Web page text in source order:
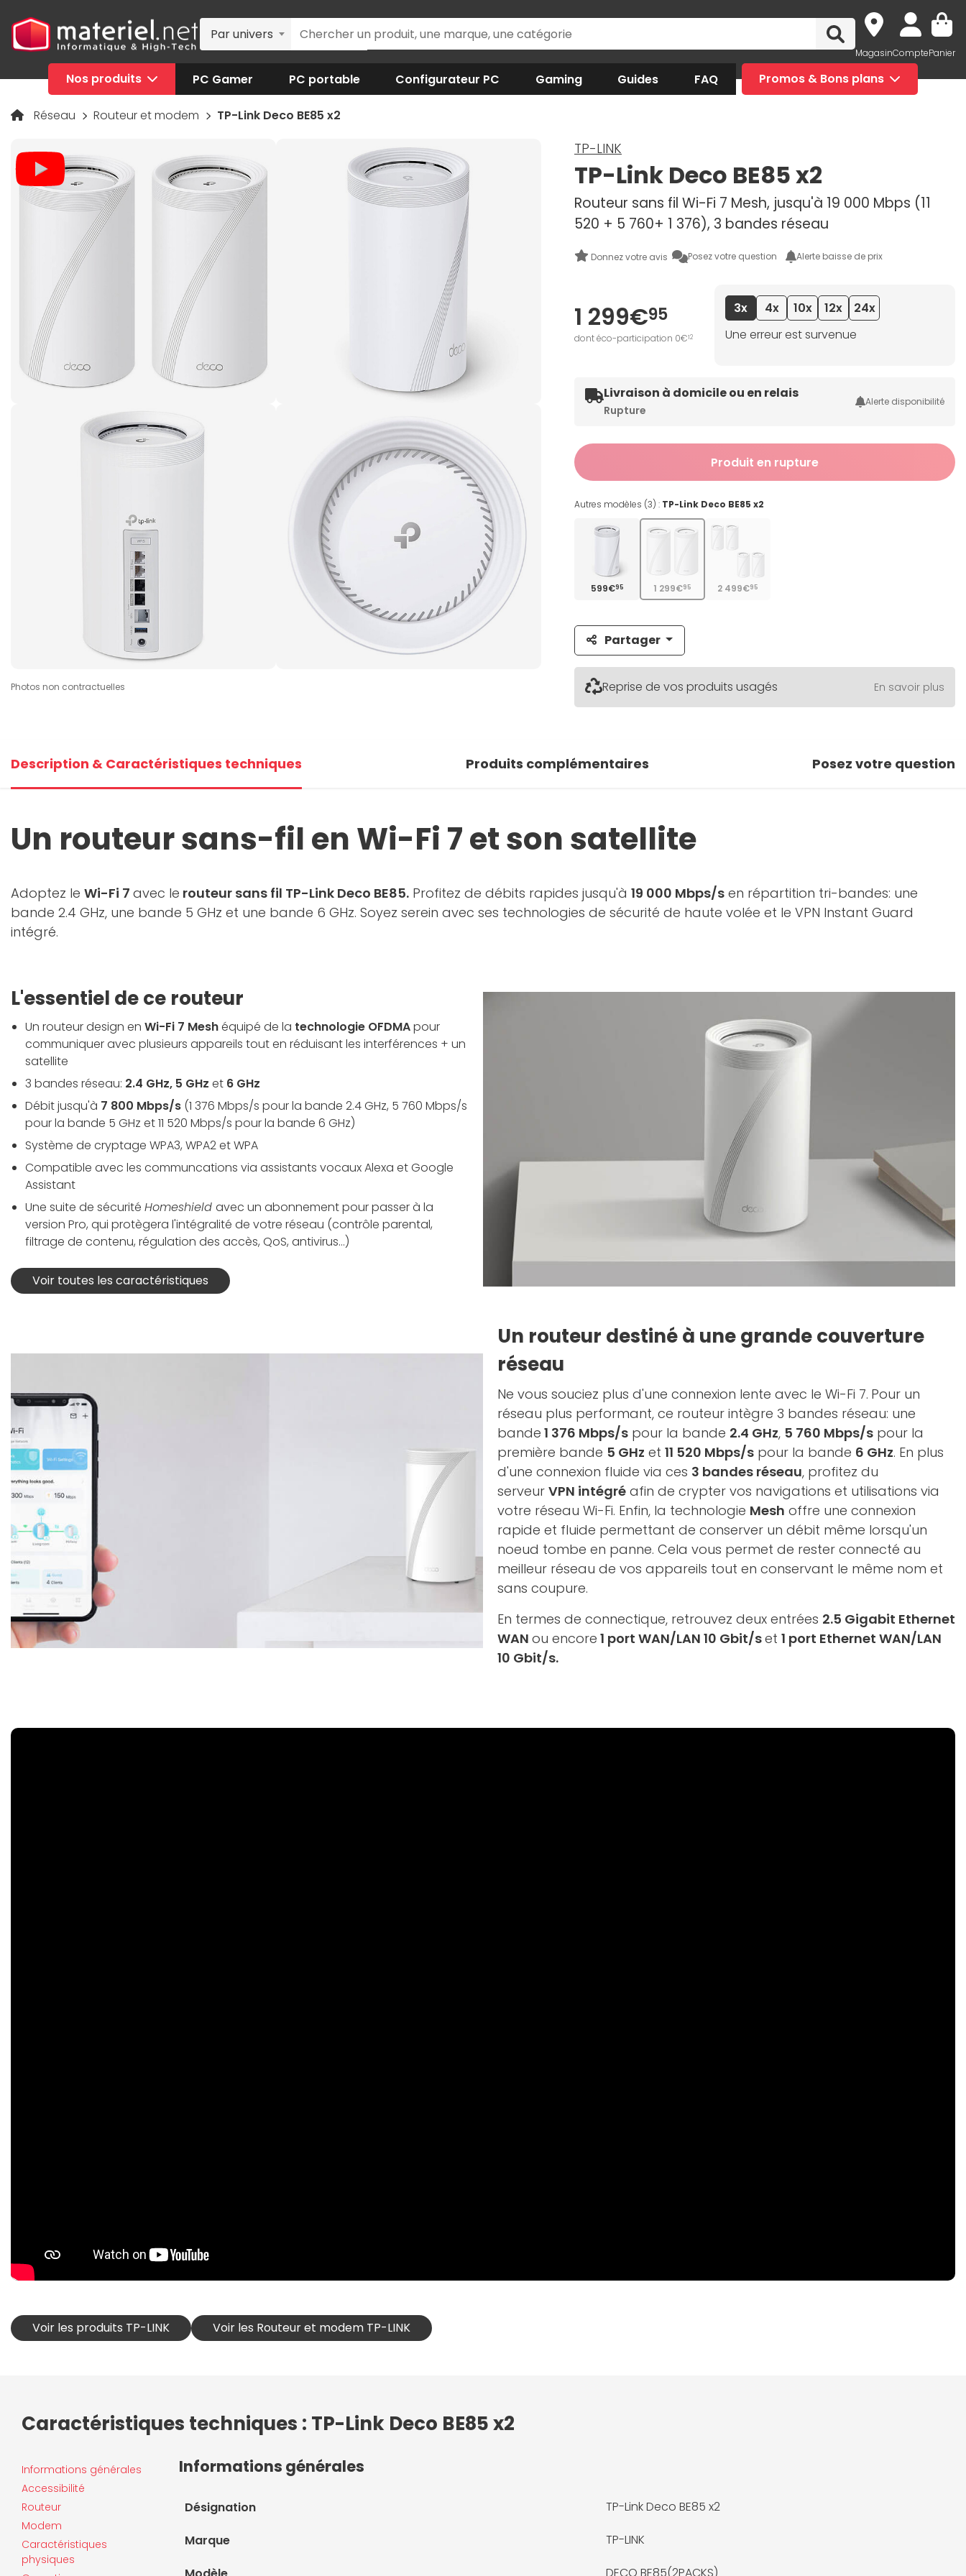
Par univers
MagasinComptePanier
Nos produits PC Gamer PC portable Configurateur PC Gaming Guides FAQ Promos & Bons plans
Réseau Routeur et modem TP-Link Deco BE85 x2
Photos non contractuelles
TP-LINK
TP-Link Deco BE85 x2
Routeur sans fil Wi-Fi 7 Mesh, jusqu'à 19 000 Mbps (11
520 + 5 760+ 1 376), 3 bandes réseau
Donnez votre avis Posez votre question Alerte baisse de prix
1 299€95
dont éco-participation 0€12
3x 4x 10x 12x
24x
Une erreur est survenue
Livraison à domicile ou en relais
Rupture
Alerte disponibilité
Produit en rupture
Autres modèles (3) : TP-Link Deco BE85 x2
599€95 1 299€95 2 499€95
Partager
Reprise de vos produits usagés En savoir plus
Description & Caractéristiques techniques Produits complémentaires Posez votre question
Un routeur sans-fil en Wi-Fi 7 et son satellite
Adoptez le Wi-Fi 7 avec le routeur sans fil TP-Link Deco BE85. Profitez de débits rapides jusqu'à 19 000 Mbps/s en répartition tri-bandes: une
bande 2.4 GHz, une bande 5 GHz et une bande 6 GHz. Soyez serein avec ses technologies de sécurité de haute volée et le VPN Instant Guard
intégré.
L'essentiel de ce routeur
Un routeur design en Wi-Fi 7 Meshéquipé de la technologie OFDMApour
communiquer avec plusieurs appareils tout en réduisant les interférences + un
satellite
3 bandes réseau: 2.4 GHz, 5 GHz et 6 GHz
Débit jusqu'à 7 800 Mbps/s (1 376 Mbps/s pour la bande 2.4 GHz, 5 760 Mbps/s
pour la bande 5 GHz et 11 520 Mbps/s pour la bande 6 GHz)
Système de cryptage WPA3, WPA2 et WPA
Compatible avec les communcations via assistants vocaux Alexa et Google
Assistant
Une suite de sécurité Homeshield avec un abonnement pour passer à la
version Pro, qui protègera l'intégralité de votre réseau (contrôle parental,
filtrage de contenu, régulation des accès, QoS, antivirus…)
Voir toutes les caractéristiques
Un routeur destiné à une grande couverture
réseau
Ne vous souciez plus d'une connexion lente avec le Wi-Fi 7. Pour un
réseau plus performant, ce routeur intègre 3 bandes réseau: une
bande 1 376 Mbps/s pour la bande 2.4 GHz, 5 760 Mbps/s pour la
première bande 5 GHz et 11 520 Mbps/s pour la bande 6 GHz. En plus
d'une connexion fluide via ces 3 bandes réseau, profitez du
serveur VPN intégré afin de crypter vos navigations et utilisations via
votre réseau Wi-Fi. Enfin, la technologie Mesh offre une connexion
rapide et fluide permettant de conserver un débit même lorsqu'un
noeud tombe en panne. Cela vous permet de rester connecté au
meilleur réseau de vos appareils tout en conservant le même nom et
sans coupure.
En termes de connectique, retrouvez deux entrées 2.5 Gigabit Ethernet
WAN ou encore 1 port WAN/LAN 10 Gbit/set 1 port Ethernet WAN/LAN
10 Gbit/s.
Voir les produits TP-LINK Voir les Routeur et modem TP-LINK
Caractéristiques techniques : TP-Link Deco BE85 x2
Informations générales
Accessibilité
Routeur
Modem
Caractéristiques
physiques
Informations générales
Désignation TP-Link Deco BE85 x2
Marque TP-LINK